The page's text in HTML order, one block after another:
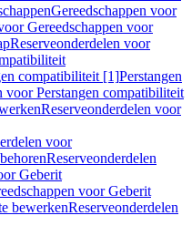
Gereedschappen voor
Gereedschappen voor
Reserveonderdelen voor
compatibiliteit [1]Perstangen
voor Perstangen compatibiliteit
Reserveonderdelen voor
voor
Reserveonderdelen
Geberit
voor Geberit
bewerkenReserveonderdelen